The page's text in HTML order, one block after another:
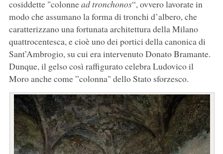
cosiddette "colonnead tronchonos“, ovvero lavorate in
modo che assumano la forma di tronchi d’albero, che
caratterizzano una fortunata architettura della Milano
quattrocentesca, e cioè uno dei portici della canonica di
Sant’Ambrogio, su cui era intervenuto Donato Bramante.
Dunque, il gelso così raffigurato celebra Ludovico il
Moro anche come ”colonna" dello Stato sforzesco.